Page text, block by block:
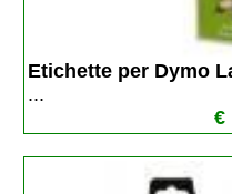
Etichette per Dymo
...
€